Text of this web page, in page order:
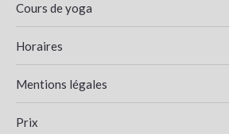
Cours de yoga
Horaires
Mentions légales
Prix